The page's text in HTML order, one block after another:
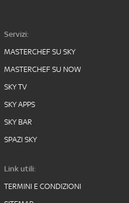
Servizi:
MASTERCHEF SU SKY
MASTERCHEF SU NOW
SKY TV
SKY APPS
SKY BAR
SPAZI SKY
Link utili:
TERMINI E CONDIZIONI